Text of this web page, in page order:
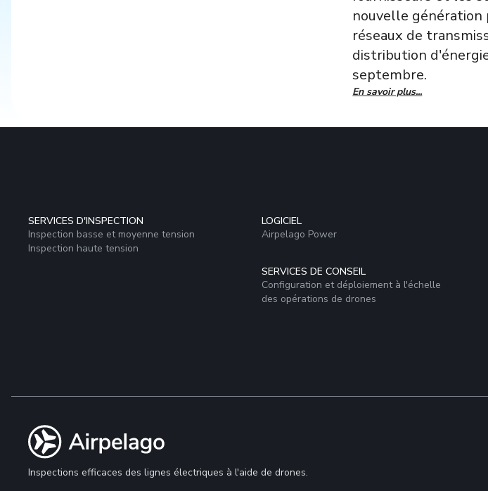
nouvelle génération
réseaux de
distribution
septembre.
En savoir plus...
SERVICES D'INSPECTION
Inspection basse et moyenne tension
Inspection haute tension
LOGICIEL
Airpelago Power
SERVICES DE CONSEIL
Configuration et déploiement à l'échelle
des opérations de drones
Inspections efficaces des lignes électriques à l'aide de drones.